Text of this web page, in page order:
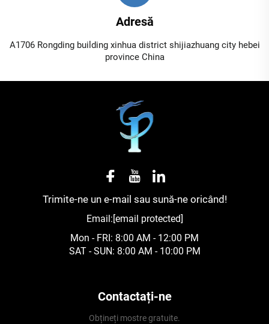
Adresă
A1706 Rongding building xinhua district shijiazhuang city hebei
province China
Trimite-ne un e-mail sau sună-ne oricând!
Email: [email protected]
Mon - FRI: 8:00 AM - 12:00 PM
SAT - SUN: 8:00 AM - 10:00 PM
Contactați-ne
Obțineți mostre gratuite.